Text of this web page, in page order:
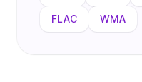
FLAC WMA